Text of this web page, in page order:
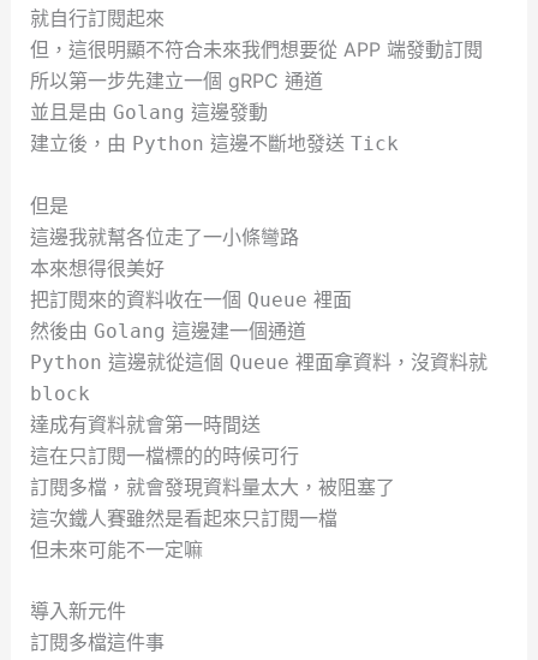
就自行訂閱起來
但，這很明顯不符合未來我們想要從 APP 端發動訂閱
所以第一步先建立一個 gRPC 通道
並且是由 Golang 這邊發動
建立後，由 Python 這邊不斷地發送 Tick
但是
這邊我就幫各位走了一小條彎路
本來想得很美好
把訂閱來的資料收在一個 Queue 裡面
然後由 Golang 這邊建一個通道
Python 這邊就從這個 Queue 裡面拿資料，沒資料就
block
達成有資料就會第一時間送
這在只訂閱一檔標的的時候可行
訂閱多檔，就會發現資料量太大，被阻塞了
這次鐵人賽雖然是看起來只訂閱一檔
但未來可能不一定嘛
導入新元件
訂閱多檔這件事